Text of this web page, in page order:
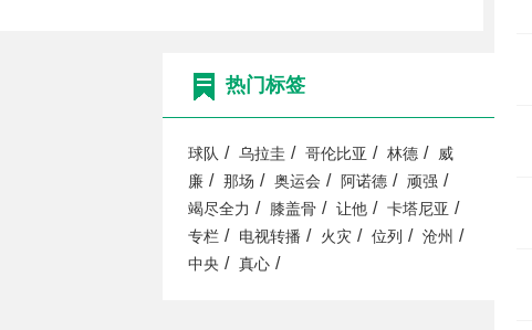
热门标签
球队 / 乌拉圭 / 哥伦比亚 / 林德 /
威
廉 / 那场 / 奥运会 / 阿诺德 / 顽强 /
竭尽全力 / 膝盖骨 / 让他 / 卡塔尼亚 /
专栏 / 电视转播 / 火灾 / 位列 / 沧州 /
中央 / 真心 /